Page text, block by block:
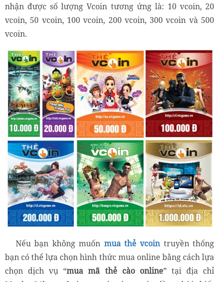
nhận được số lượng Vcoin tương ứng là: 10 vcoin, 20
vcoin, 50 vcoin, 100 vcoin, 200 vcoin, 300 vcoin và 500
vcoin.
Nếu bạn không muốn mua thẻ vcointruyền thống
bạn có thể lựa chọn hình thức mua online bằng cách lựa
chọn dịch vụ “mua mã thẻ cào online” tại địa chỉ